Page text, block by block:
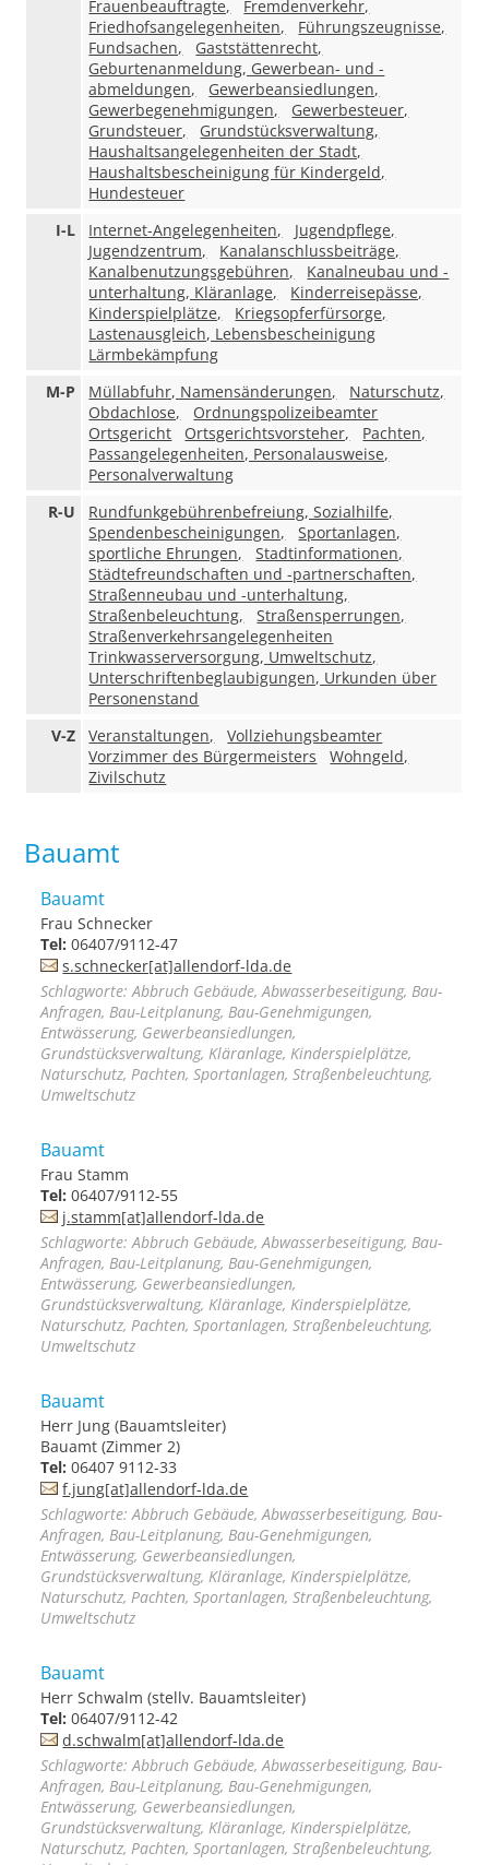
Frauenbeauftragte,
Fremdenverkehr,
Friedhofsangelegenheiten,
Führungszeugnisse,
Fundsachen,
Gaststättenrecht,
Geburtenanmeldung, Gewerbean- und -
abmeldungen,
Gewerbeansiedlungen,
Gewerbegenehmigungen,
Gewerbesteuer,
Grundsteuer,
Grundstücksverwaltung,
Haushaltsangelegenheiten der Stadt,
Haushaltsbescheinigung für Kindergeld,
Hundesteuer
I-L
Internet-Angelegenheiten,
Jugendpflege,
Jugendzentrum,
Kanalanschlussbeiträge,
Kanalbenutzungsgebühren,
Kanalneubau und -
unterhaltung, Kläranlage,
Kinderreisepässe,
Kinderspielplätze,
Kriegsopferfürsorge,
Lastenausgleich, Lebensbescheinigung
Lärmbekämpfung
M-P
Müllabfuhr, Namensänderungen,
Naturschutz,
Obdachlose,
Ordnungspolizeibeamter
Ortsgericht
Ortsgerichtsvorsteher,
Pachten,
Passangelegenheiten, Personalausweise,
Personalverwaltung
R-U
Rundfunkgebührenbefreiung, Sozialhilfe,
Spendenbescheinigungen,
Sportanlagen,
sportliche Ehrungen,
Stadtinformationen,
Städtefreundschaften und -partnerschaften,
Straßenneubau und -unterhaltung,
Straßenbeleuchtung,
Straßensperrungen,
Straßenverkehrsangelegenheiten
Trinkwasserversorgung, Umweltschutz,
Unterschriftenbeglaubigungen, Urkunden über
Personenstand
V-Z
Veranstaltungen,
Vollziehungsbeamter
Vorzimmer des Bürgermeisters
Wohngeld,
Zivilschutz
Bauamt
Bauamt
Frau Schnecker
Tel: 06407/9112-47
s.schnecker[at]allendorf-lda.de
Schlagworte: Abbruch Gebäude, Abwasserbeseitigung, Bau-
Anfragen, Bau-Leitplanung, Bau-Genehmigungen,
Entwässerung, Gewerbeansiedlungen,
Grundstücksverwaltung, Kläranlage, Kinderspielplätze,
Naturschutz, Pachten, Sportanlagen, Straßenbeleuchtung,
Umweltschutz
Bauamt
Frau Stamm
Tel: 06407/9112-55
j.stamm[at]allendorf-lda.de
Schlagworte: Abbruch Gebäude, Abwasserbeseitigung, Bau-
Anfragen, Bau-Leitplanung, Bau-Genehmigungen,
Entwässerung, Gewerbeansiedlungen,
Grundstücksverwaltung, Kläranlage, Kinderspielplätze,
Naturschutz, Pachten, Sportanlagen, Straßenbeleuchtung,
Umweltschutz
Bauamt
Herr Jung (Bauamtsleiter)
Bauamt (Zimmer 2)
Tel: 06407 9112-33
f.jung[at]allendorf-lda.de
Schlagworte: Abbruch Gebäude, Abwasserbeseitigung, Bau-
Anfragen, Bau-Leitplanung, Bau-Genehmigungen,
Entwässerung, Gewerbeansiedlungen,
Grundstücksverwaltung, Kläranlage, Kinderspielplätze,
Naturschutz, Pachten, Sportanlagen, Straßenbeleuchtung,
Umweltschutz
Bauamt
Herr Schwalm (stellv. Bauamtsleiter)
Tel: 06407/9112-42
d.schwalm[at]allendorf-lda.de
Schlagworte: Abbruch Gebäude, Abwasserbeseitigung, Bau-
Anfragen, Bau-Leitplanung, Bau-Genehmigungen,
Entwässerung, Gewerbeansiedlungen,
Grundstücksverwaltung, Kläranlage, Kinderspielplätze,
Naturschutz, Pachten, Sportanlagen, Straßenbeleuchtung,